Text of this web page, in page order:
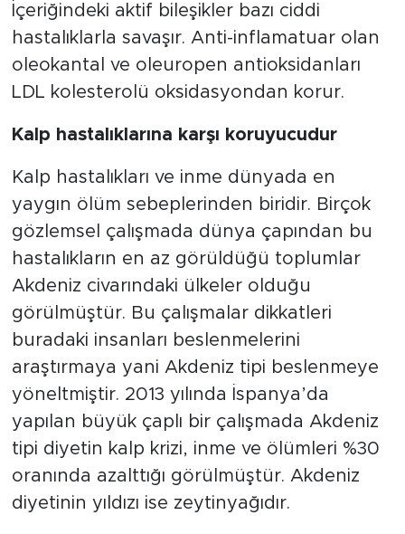
İçeriğindeki aktif bileşikler bazı ciddi
hastalıklarla savaşır. Anti-inflamatuar olan
oleokantal ve oleuropen antioksidanları
LDL kolesterolü oksidasyondan korur.
Kalp hastalıklarına karşı koruyucudur
Kalp hastalıkları ve inme dünyada en
yaygın ölüm sebeplerinden biridir. Birçok
gözlemsel çalışmada dünya çapından bu
hastalıkların en az görüldüğü toplumlar
Akdeniz civarındaki ülkeler olduğu
görülmüştür. Bu çalışmalar dikkatleri
buradaki insanları beslenmelerini
araştırmaya yani Akdeniz tipi beslenmeye
yöneltmiştir. 2013 yılında İspanya’da
yapılan büyük çaplı bir çalışmada Akdeniz
tipi diyetin kalp krizi, inme ve ölümleri %30
oranında azalttığı görülmüştür. Akdeniz
diyetinin yıldızı ise zeytinyağıdır.